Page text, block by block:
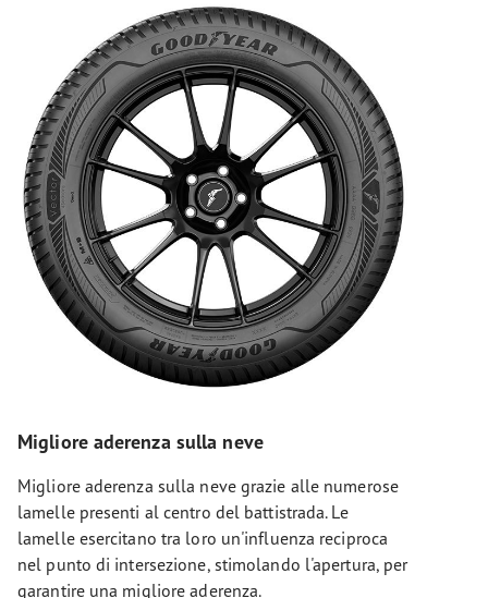
Migliore aderenza sulla neve
Migliore aderenza sulla neve grazie alle numerose
lamelle presenti al centro del battistrada. Le
lamelle esercitano tra loro un'influenza reciproca
nel punto di intersezione, stimolando l'apertura, per
garantire una migliore aderenza.